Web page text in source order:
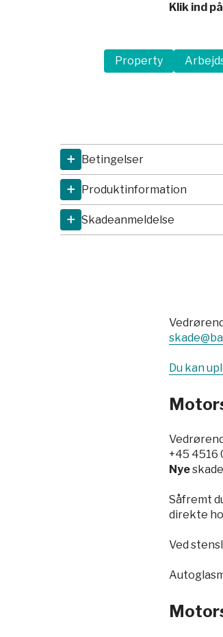
Klik ind
Property
Betingelser
Produktinformation
Skadeanmeldelse
Du kan
+45 4516
Nye
Såfremt
direkte
Ved